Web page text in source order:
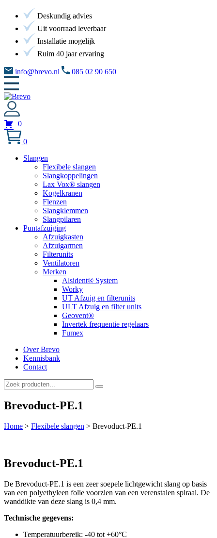
Deskundig advies
Uit voorraad leverbaar
Installatie mogelijk
Ruim 40 jaar ervaring
info@brevo.nl 085 02 90 650
0
0
Slangen
Flexibele slangen
Slangkoppelingen
Lax Vox® slangen
Kogelkranen
Flenzen
Slangklemmen
Slangpilaren
Puntafzuiging
Afzuigkasten
Afzuigarmen
Filterunits
Ventilatoren
Merken
Alsident® System
Worky
UT Afzuig en filterunits
ULT Afzuig en filter units
Geovent®
Invertek frequentie regelaars
Fumex
Over Brevo
Kennisbank
Contact
Brevoduct-PE.1
Home > Flexibele slangen > Brevoduct-PE.1
Brevoduct-PE.1
De Brevoduct-PE.1 is een zeer soepele lichtgewicht slang op basis
van een polyethyleen folie voorzien van een verenstalen spiraal. De
wanddikte van deze slang is 0,4 mm.
Technische gegevens:
Temperatuurbereik: -40 tot +60°C